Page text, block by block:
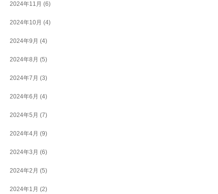
2024年11月 (6)
2024年10月 (4)
2024年9月 (4)
2024年8月 (5)
2024年7月 (3)
2024年6月 (4)
2024年5月 (7)
2024年4月 (9)
2024年3月 (6)
2024年2月 (5)
2024年1月 (2)